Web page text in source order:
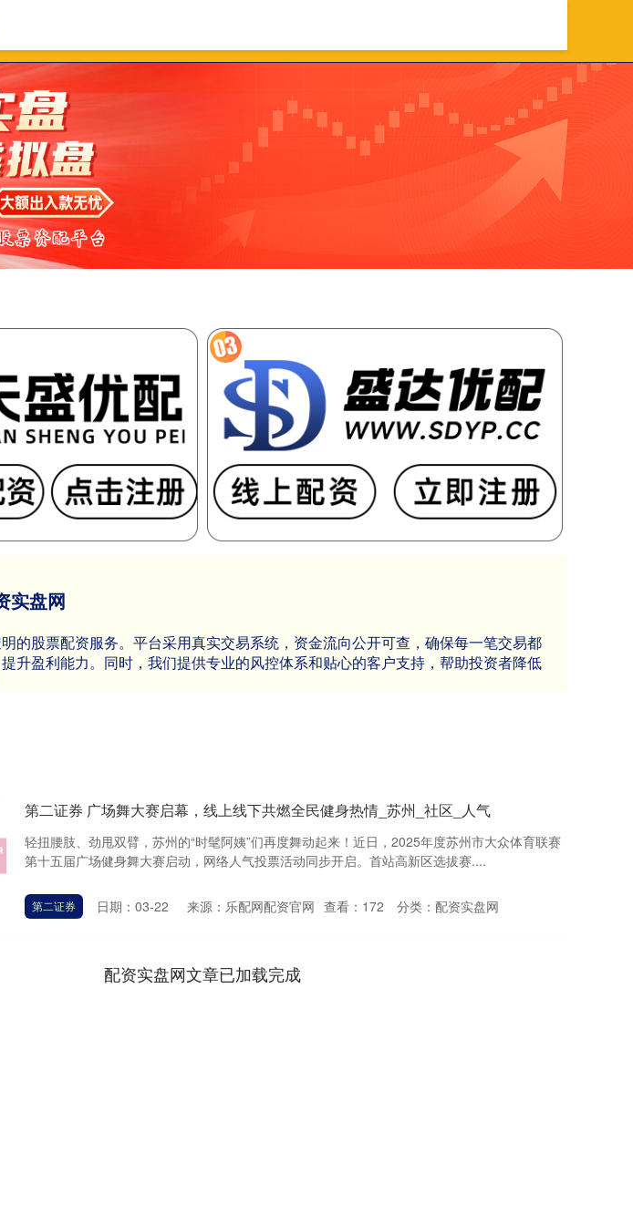
实盘网
的股票配资服务。平台采用真实交易系统，资金流向公开可查，确保每一笔交易都
升盈利能力。同时，我们提供专业的风控体系和贴心的客户支持，帮助投资者降低
第二证券 广场舞大赛启幕，线上线下共燃全民健身热情_苏州_社区_人气
轻扭腰肢、劲甩双臂，苏州的“时髦阿姨”们再度舞动起来！近日，2025年度苏州市大众体育联赛
第十五届广场健身舞大赛启动，网络人气投票活动同步开启。首站高新区选拔赛....
第二证券 日期：03-22 来源：乐配网配资官网 查看： 172 分类： 配资实盘网
配资实盘网文章已加载完成